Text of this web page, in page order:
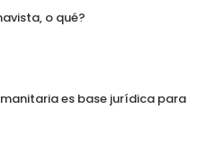
o qué?
es base jurídica para